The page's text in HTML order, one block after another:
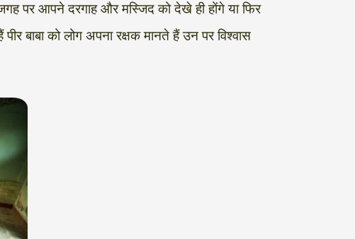
पर आपने दरगाह और मस्जिद को देखे ही होंगे या फिर
बाबा को लोग अपना रक्षक मानते हैं उन पर विश्वास